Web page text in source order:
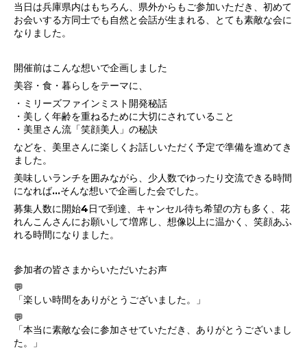
当日は兵庫県内はもちろん、県外からもご参加いただき、初めて
お会いする方同士でも自然と会話が生まれる、とても素敵な会に
なりました。
開催前はこんな想いで企画しました
美容・食・暮らしをテーマに、
・ミリーズファインミスト開発秘話
・美しく年齢を重ねるために大切にされていること
・美里さん流「笑顔美人」の秘訣
などを、美里さんに楽しくお話しいただく予定で準備を進めてき
ました。
美味しいランチを囲みながら、少人数でゆったり交流できる時間
になれば…そんな想いで企画した会でした。
募集人数に開始4日で到達、キャンセル待ち希望の方も多く、花
れんこんさんにお願いして増席し、想像以上に温かく、笑顔あふ
れる時間になりました。
参加者の皆さまからいただいたお声
💬
「楽しい時間をありがとうございました。」
💬
「本当に素敵な会に参加させていただき、ありがとうございまし
た。」